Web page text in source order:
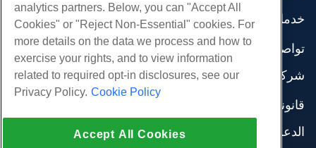
استضافة الموقع
استضافة الأعمال
موزع استضافة
موزع العلامة البيضاء
إدارة لينكس VPS
لينكس غير المدارة VPS
نوافذ غير مُدارة VPS
خدمات
هجرات الموقع
تواصل اجتماعي
وثائق المنتج
مدونة
شركة
اتصل بنا
مراكز البيانات
قانوني
شروط الخدمة
الدعم
analytics partners. Below, you can "Accept All
Cookies" or "Reject Non-Essential" cookies. For
more details on the data we process and how to
exercise your rights, and to view information
related to required opt-in disclosures, see our
Privacy Policy. Cookie Policy
Accept All Cookies